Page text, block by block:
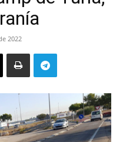
2022